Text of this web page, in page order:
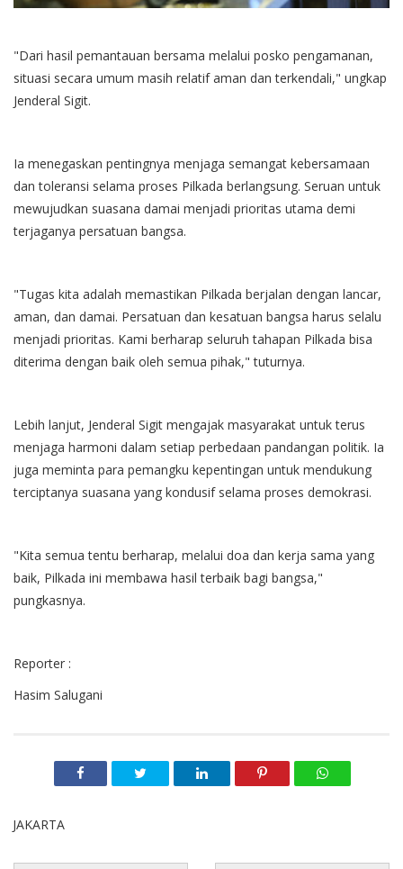
"Dari hasil pemantauan bersama melalui posko pengamanan,
situasi secara umum masih relatif aman dan terkendali," ungkap
Jenderal Sigit.
Ia menegaskan pentingnya menjaga semangat kebersamaan
dan toleransi selama proses Pilkada berlangsung. Seruan untuk
mewujudkan suasana damai menjadi prioritas utama demi
terjaganya persatuan bangsa.
"Tugas kita adalah memastikan Pilkada berjalan dengan lancar,
aman, dan damai. Persatuan dan kesatuan bangsa harus selalu
menjadi prioritas. Kami berharap seluruh tahapan Pilkada bisa
diterima dengan baik oleh semua pihak," tuturnya.
Lebih lanjut, Jenderal Sigit mengajak masyarakat untuk terus
menjaga harmoni dalam setiap perbedaan pandangan politik. Ia
juga meminta para pemangku kepentingan untuk mendukung
terciptanya suasana yang kondusif selama proses demokrasi.
"Kita semua tentu berharap, melalui doa dan kerja sama yang
baik, Pilkada ini membawa hasil terbaik bagi bangsa,"
pungkasnya.
Reporter :
Hasim Salugani
JAKARTA